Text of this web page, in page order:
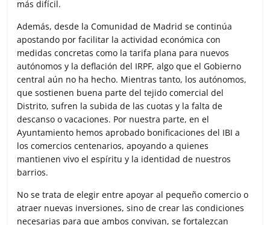
más difícil.
Además, desde la Comunidad de Madrid se continúa
apostando por facilitar la actividad económica con
medidas concretas como la tarifa plana para nuevos
autónomos y la deflación del IRPF, algo que el Gobierno
central aún no ha hecho. Mientras tanto, los autónomos,
que sostienen buena parte del tejido comercial del
Distrito, sufren la subida de las cuotas y la falta de
descanso o vacaciones. Por nuestra parte, en el
Ayuntamiento hemos aprobado bonificaciones del IBI a
los comercios centenarios, apoyando a quienes
mantienen vivo el espíritu y la identidad de nuestros
barrios.
No se trata de elegir entre apoyar al pequeño comercio o
atraer nuevas inversiones, sino de crear las condiciones
necesarias para que ambos convivan, se fortalezcan